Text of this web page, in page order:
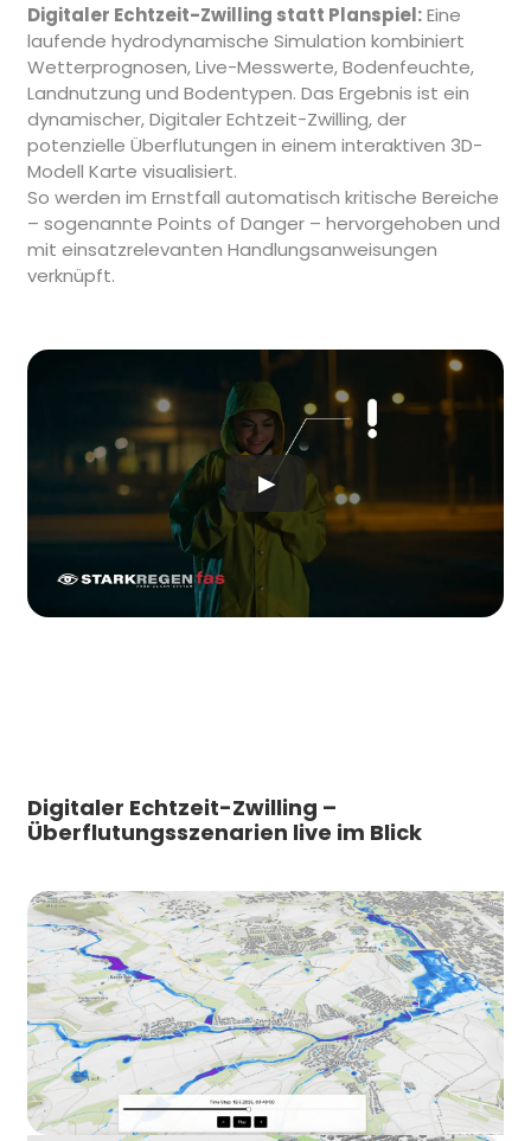
Digitaler Echtzeit-Zwilling statt Planspiel:Eine
laufende hydrodynamische Simulation kombiniert
Wetterprognosen, Live-Messwerte, Bodenfeuchte,
Landnutzung und Bodentypen. Das Ergebnis ist ein
dynamischer, Digitaler Echtzeit-Zwilling, der
potenzielle Überflutungen in einem interaktiven 3D-
Modell Karte visualisiert.
So werden im Ernstfall automatisch kritische Bereiche
– sogenannte Points of Danger – hervorgehoben und
mit einsatzrelevanten Handlungsanweisungen
verknüpft.
▶
Digitaler Echtzeit-Zwilling –
Überflutungsszenarien live im Blick